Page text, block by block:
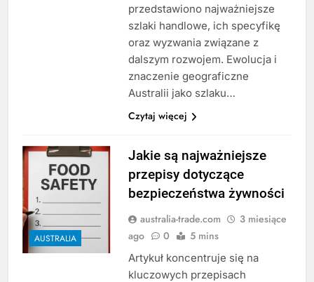
przedstawiono najważniejsze
szlaki handlowe, ich specyfikę
oraz wyzwania związane z
dalszym rozwojem. Ewolucja i
znaczenie geograficzne
Australii jako szlaku…
Czytaj więcej
AUSTRALIA
Jakie są najważniejsze
przepisy dotyczące
bezpieczeństwa żywności
australia-trade.com
3 miesiące
ago
0 5 mins
Artykuł koncentruje się na
kluczowych przepisach